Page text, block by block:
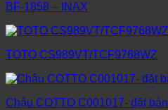
BF-1858 – INAX
TOTO CS989VT/TCF9768WZ
Chậu COTTO C001017- đặt bàn